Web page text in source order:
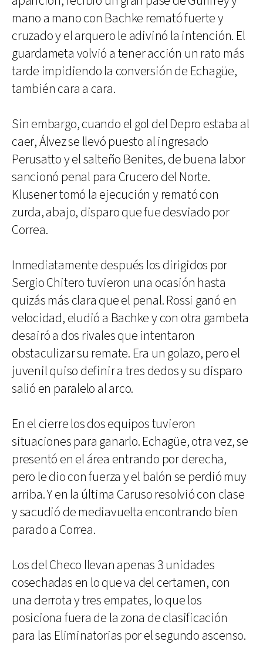
mano a mano con Bachke remató fuerte y
cruzado y el arquero le adivinó la intención. El
guardameta volvió a tener acción un rato más
tarde impidiendo la conversión de Echagüe,
también cara a cara.
Sin embargo, cuando el gol del Depro estaba al
caer, Álvez se llevó puesto al ingresado
Perusatto y el salteño Benites, de buena labor
sancionó penal para Crucero del Norte.
Klusener tomó la ejecución y remató con
zurda, abajo, disparo que fue desviado por
Correa.
Inmediatamente después los dirigidos por
Sergio Chitero tuvieron una ocasión hasta
quizás más clara que el penal. Rossi ganó en
velocidad, eludió a Bachke y con otra gambeta
desairó a dos rivales que intentaron
obstaculizar su remate. Era un golazo, pero el
juvenil quiso definir a tres dedos y su disparo
salió en paralelo al arco.
En el cierre los dos equipos tuvieron
situaciones para ganarlo. Echagüe, otra vez, se
presentó en el área entrando por derecha,
pero le dio con fuerza y el balón se perdió muy
arriba. Y en la última Caruso resolvió con clase
y sacudió de mediavuelta encontrando bien
parado a Correa.
Los del Checo llevan apenas 3 unidades
cosechadas en lo que va del certamen, con
una derrota y tres empates, lo que los
posiciona fuera de la zona de clasificación
para las Eliminatorias por el segundo ascenso.